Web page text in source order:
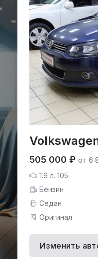
505 000 ₽ от 6
1.6 л. 105
Бензин
Седан
Оригинал
Изменить